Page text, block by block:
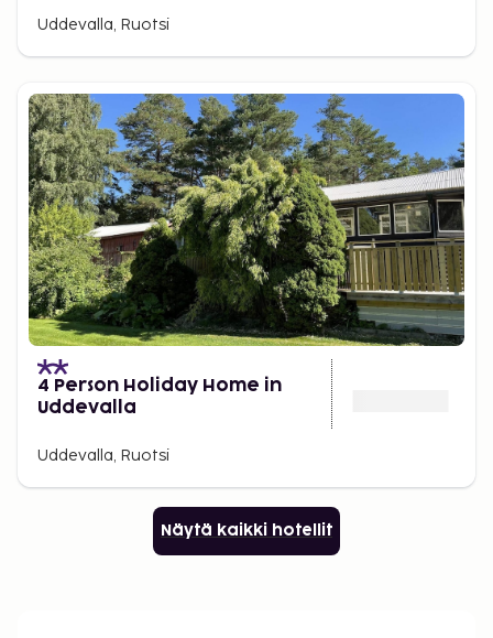
Uddevalla, Ruotsi
4 Person Holiday Home in
Uddevalla
Uddevalla, Ruotsi
Näytä kaikki hotellit